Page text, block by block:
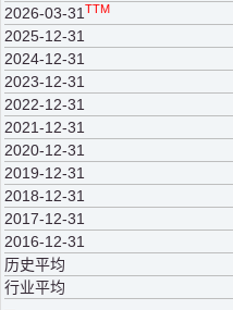
2026-03-31 TTM
2025-12-31
2024-12-31
2023-12-31
2022-12-31
2021-12-31
2020-12-31
2019-12-31
2018-12-31
2017-12-31
2016-12-31
历史平均
行业平均